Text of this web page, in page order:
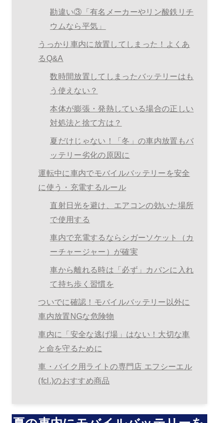
勘違い③「有名メーカーやリン酸鉄リチ
ウムなら平気」
うっかり車内に放置してしまった！よくあ
るQ&A
数時間放置してしまったバッテリーはも
う使えない？
本体が膨張・発熱している場合の正しい
対処法と捨て方は？
夏だけじゃない！「冬」の車内放置もバ
ッテリー劣化の原因に
運転中に車内でモバイルバッテリーを安全
に使う・充電するルール
直射日光を避け、エアコンの効いた場所
で使用する
車内で充電するならシガーソケット（カ
ーチャージャー）が確実
車から離れる時は「必ず」カバンに入れ
て持ち歩く習慣を
ついでに確認！モバイルバッテリー以外に
車内放置NGな危険物
車内に「安全な逃げ場」はない！大切な車
と命を守るために
車・バイク用ライトの専門店 エフシーエル
(fcl.)のおすすめ商品